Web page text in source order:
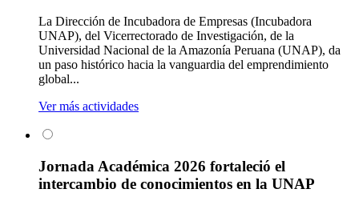
La Dirección de Incubadora de Empresas (Incubadora
UNAP), del Vicerrectorado de Investigación, de la
Universidad Nacional de la Amazonía Peruana (UNAP), da
un paso histórico hacia la vanguardia del emprendimiento
global...
Ver más actividades
Jornada Académica 2026 fortaleció el
intercambio de conocimientos en la UNAP